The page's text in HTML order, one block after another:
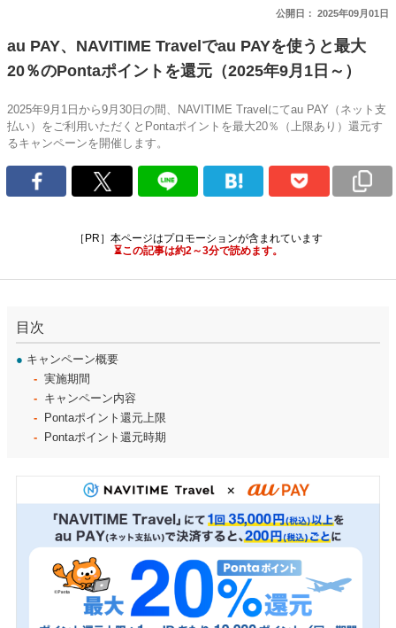
公開日： 2025年09月01日
au PAY、NAVITIME Travelでau PAYを使うと最大
20％のPontaポイントを還元（2025年9月1日～）
2025年9月1日から9月30日の間、NAVITIME Travelにてau PAY（ネット支
払い）をご利用いただくとPontaポイントを最大20％（上限あり）還元す
るキャンペーンを開催します。
［PR］本ページはプロモーションが含まれています
⏳この記事は約2～3分で読めます。
目次
● キャンペーン概要
実施期間
キャンペーン内容
Pontaポイント還元上限
Pontaポイント還元時期